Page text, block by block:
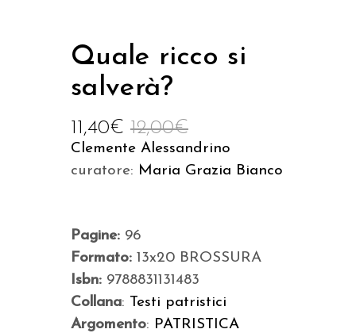
Quale ricco si
salverà?
12,00€
11,40€
Clemente Alessandrino
curatore: Maria Grazia Bianco
Pagine: 96
Formato: 13x20 BROSSURA
Isbn: 9788831131483
Collana: Testi patristici
Argomento: PATRISTICA